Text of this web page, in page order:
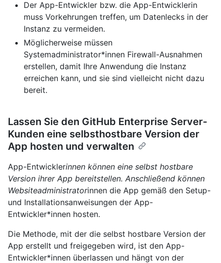
Der App-Entwickler bzw. die App-Entwicklerin
muss Vorkehrungen treffen, um Datenlecks in der
Instanz zu vermeiden.
Möglicherweise müssen
Systemadministrator*innen Firewall-Ausnahmen
erstellen, damit Ihre Anwendung die Instanz
erreichen kann, und sie sind vielleicht nicht dazu
bereit.
Lassen Sie den GitHub Enterprise Server-
Kunden eine selbsthostbare Version der
App hosten und verwalten
App-Entwicklerinnen können eine selbst hostbare
Version ihrer App bereitstellen. Anschließend können
Websiteadministratorinnen die App gemäß den Setup-
und Installationsanweisungen der App-
Entwickler*innen hosten.
Die Methode, mit der die selbst hostbare Version der
App erstellt und freigegeben wird, ist den App-
Entwickler*innen überlassen und hängt von der